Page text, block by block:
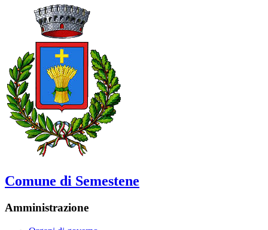
Comune di Semestene
Amministrazione